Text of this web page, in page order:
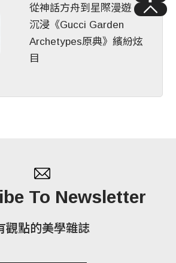
從神話方舟到星際漫遊，
沉浸《Gucci Garden
Archetypes原典》繽紛炫
目
To Newsletter
觀點的美學雜誌